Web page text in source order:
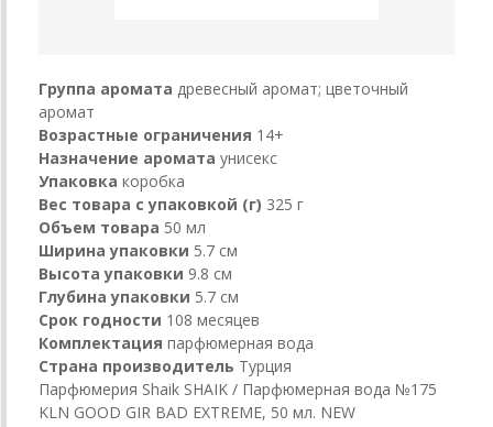
Группа аромата древесный аромат; цветочный
аромат
Возрастные ограничения 14+
Назначение аромата унисекс
Упаковка коробка
Вес товара с упаковкой (г) 325 г
Объем товара 50 мл
Ширина упаковки 5.7 см
Высота упаковки 9.8 см
Глубина упаковки 5.7 см
Срок годности 108 месяцев
Комплектация парфюмерная вода
Страна производитель Турция
Парфюмерия Shaik SHAIK / Парфюмерная вода №175
KLN GOOD GIR BAD EXTREME, 50 мл. NEW